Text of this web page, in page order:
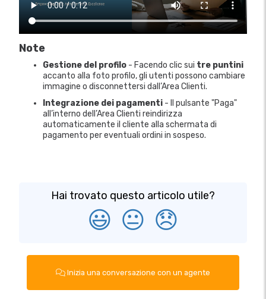
Note
Gestione del profilo - Facendo clic sui tre puntini
accanto alla foto profilo, gli utenti possono cambiare
immagine o disconnettersi dall’Area Clienti.
Integrazione dei pagamenti - Il pulsante "Paga"
all’interno dell’Area Clienti reindirizza
automaticamente il cliente alla schermata di
pagamento per eventuali ordini in sospeso.
Hai trovato questo articolo utile?
😃 😐 😞
Inizia una conversazione con un agente